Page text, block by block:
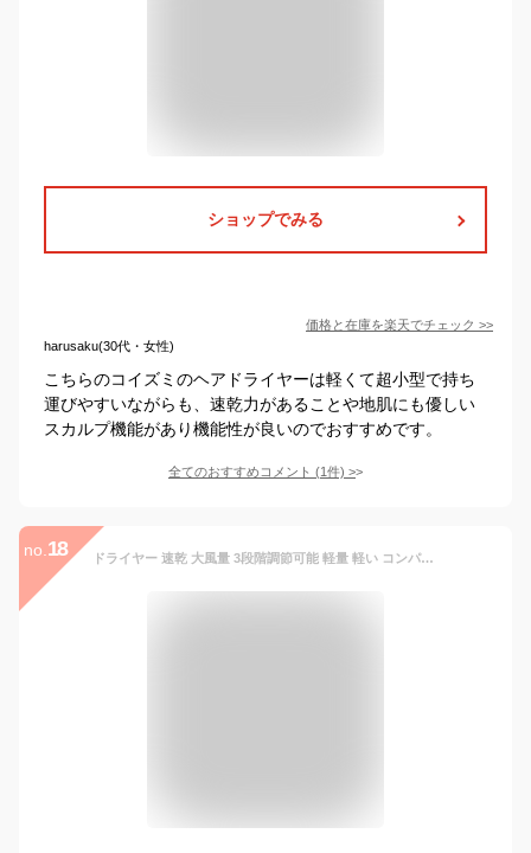
ショップでみる
価格と在庫を楽天でチェック >>
harusaku(30代・女性)
こちらのコイズミのヘアドライヤーは軽くて超小型で持ち
運びやすいながらも、速乾力があることや地肌にも優しい
スカルプ機能があり機能性が良いのでおすすめです。
全てのおすすめコメント (1件) >
no. 18 ドライヤー 速乾 大風量 3段階調節可能 軽量 軽い コンパクト マイナスイオン ヘアドライヤー 小型 時短 一人暮らし 新生活 アイリスオーヤマ MiCOLA ミコラ[2512SE]